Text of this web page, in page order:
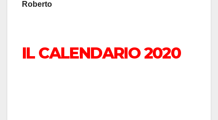
Roberto
IL CALENDARIO 2020